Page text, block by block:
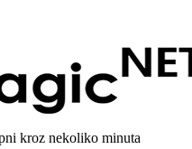
kroz nekoliko minuta